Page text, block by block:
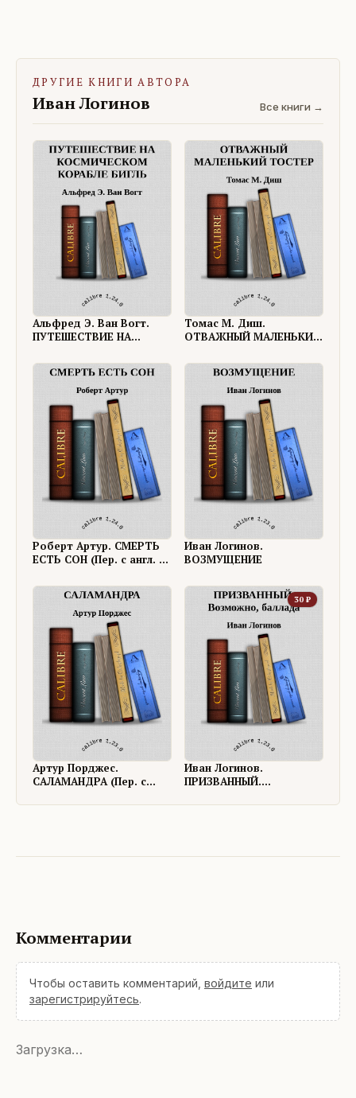
ДРУГИЕ КНИГИ АВТОРА
Иван Логинов Все книги →
Альфред Э. Ван Вогт.
ПУТЕШЕСТВИЕ НА
"БИГЛЬ" (Пер. с англ. -
Иван Логинов)
Томас М. Диш.
ОТВАЖНЫЙ МАЛЕНЬКИЙ
Иван Логинов)
Роберт Артур. СМЕРТЬ
ЕСТЬ СОН (Пер. с англ. -
Иван Логинов.
ВОЗМУЩЕНИЕ
Артур Порджес.
САЛАМАНДРА (Пер. с
30 ₽
Иван Логинов.
ПРИЗВАННЫЙ.
Комментарии
Чтобы оставить комментарий, войдите или
зарегистрируйтесь.
Загрузка…